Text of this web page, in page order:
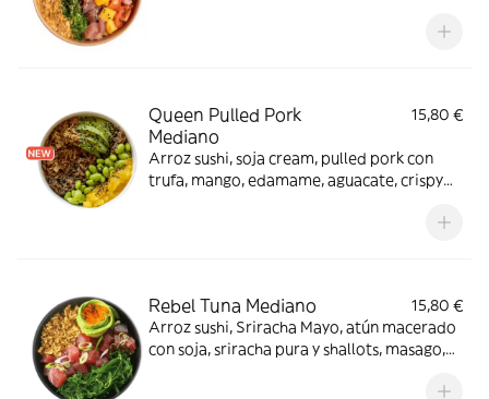
Queen Pulled Pork
Mediano
15,80 €
Arroz sushi, soja cream, pulled pork con
trufa, mango, edamame, aguacate, crispy
Rebel Tuna Mediano
15,80 €
Arroz sushi, Sriracha Mayo, atún macerado
con soja, sriracha pura y shallots, masago,